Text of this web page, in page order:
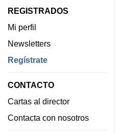
REGISTRADOS
Mi perfil
Newsletters
Regístrate
CONTACTO
Cartas al director
Contacta con nosotros